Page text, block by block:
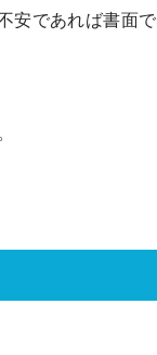
安であれば書面で